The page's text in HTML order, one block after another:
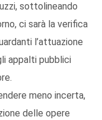
sottolineando
ci sarà la verifica
l’attuazione
appalti pubblici
meno incerta,
delle opere